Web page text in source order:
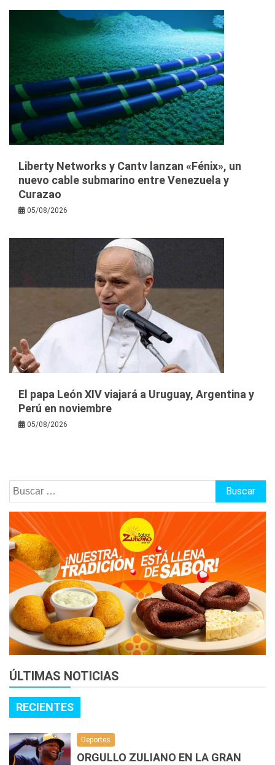
Liberty Networks y Cantv lanzan «Fénix», un
nuevo cable submarino entre Venezuela y
Curazao
05/08/2026
El papa León XIV viajará a Uruguay, Argentina y
Perú en noviembre
05/08/2026
Buscar:
ÚLTIMAS NOTICIAS
RECIENTES
Deportes
ORGULLO ZULIANO EN LA GRAN